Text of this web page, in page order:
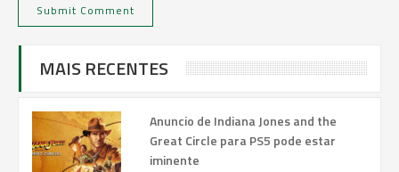
MAIS RECENTES
Anuncio de Indiana Jones and the
Great Circle para PS5 pode estar
iminente